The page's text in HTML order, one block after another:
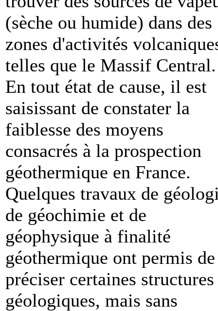
(sèche ou humide) dans des
zones d'activités
telles que le Massif Central.
En tout état de cause, il est
saisissant de constater la
faiblesse des moyens
consacrés à la prospection
géothermique en France.
Quelques travaux de
de géochimie et de
géophysique à finalité
géothermique ont permis de
préciser certaines structures
géologiques, mais sans